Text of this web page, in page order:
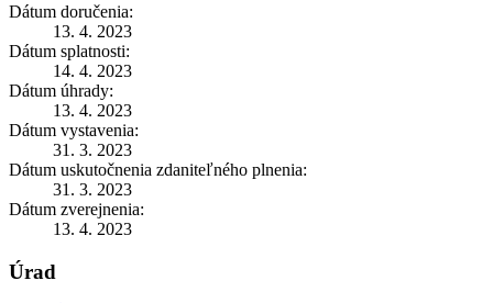
Dátum doručenia:
13. 4. 2023
Dátum splatnosti:
14. 4. 2023
Dátum úhrady:
13. 4. 2023
Dátum vystavenia:
31. 3. 2023
Dátum uskutočnenia zdaniteľného plnenia:
31. 3. 2023
Dátum zverejnenia:
13. 4. 2023
Úrad